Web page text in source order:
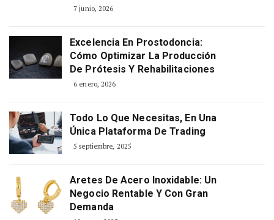
7 junio, 2026
Excelencia En Prostodoncia:
Cómo Optimizar La Producción
De Prótesis Y Rehabilitaciones
6 enero, 2026
Todo Lo Que Necesitas, En Una
Única Plataforma De Trading
5 septiembre, 2025
Aretes De Acero Inoxidable: Un
Negocio Rentable Y Con Gran
Demanda